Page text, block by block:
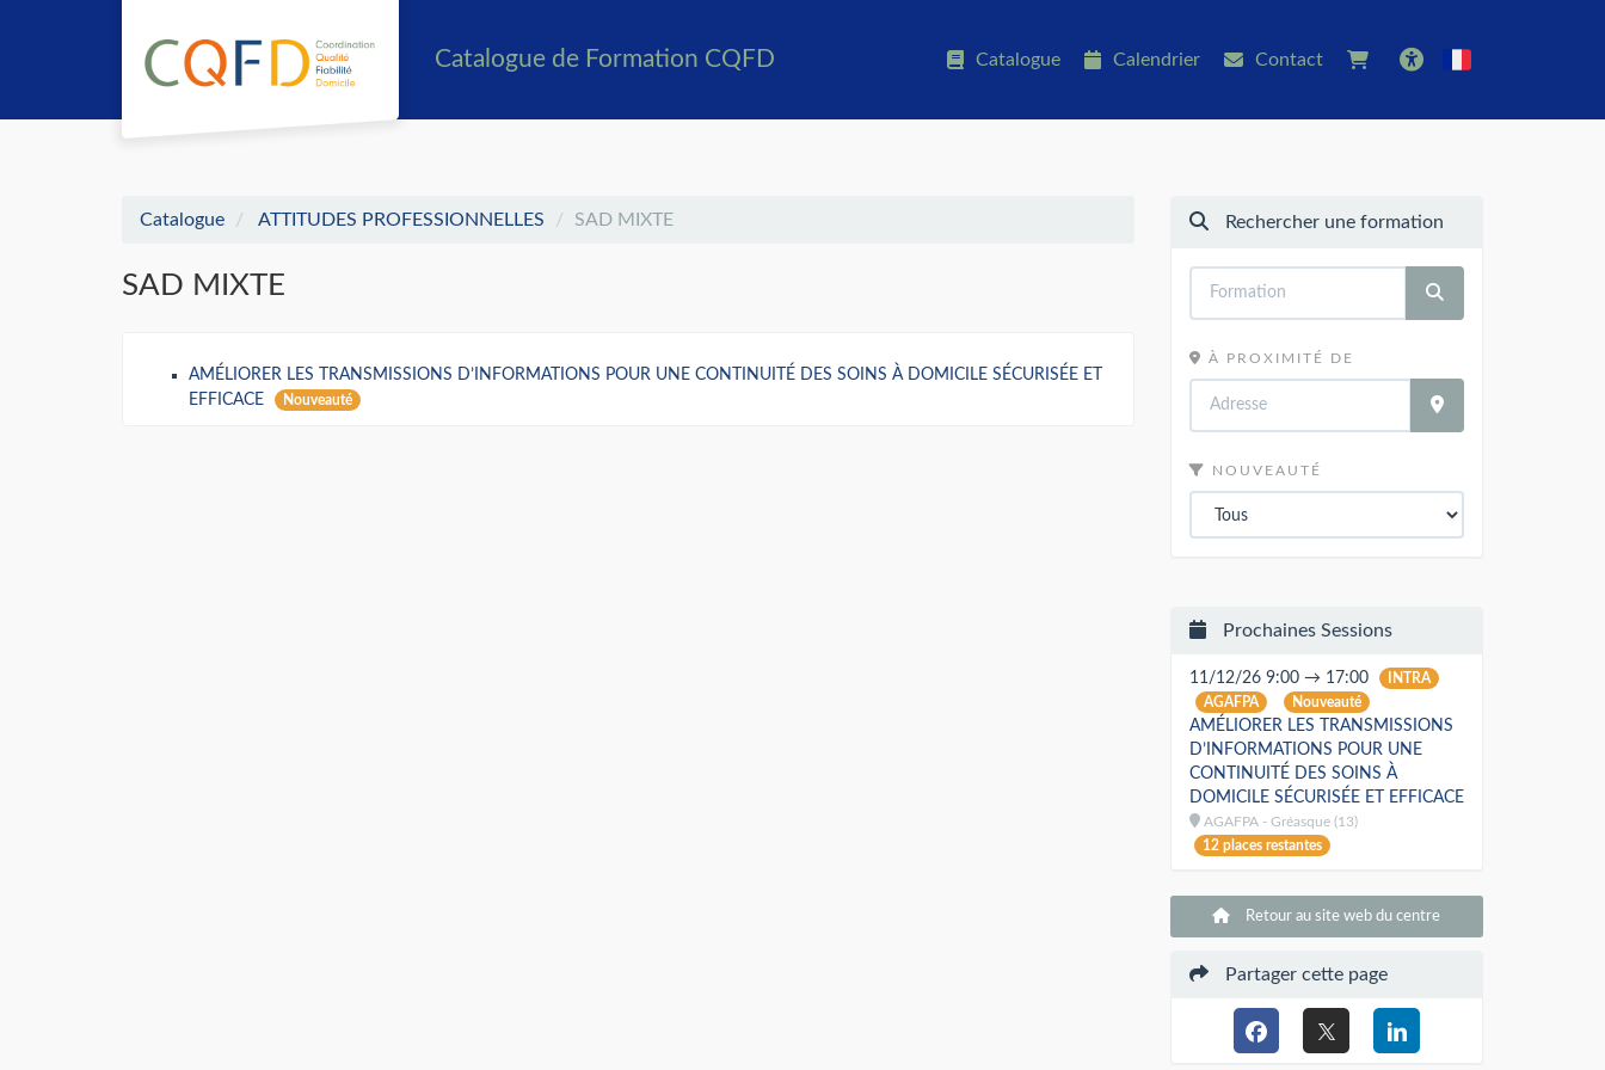
Catalogue de Formation CQFD Catalogue Calendrier
Contact
Français
Catalogue ATTITUDES PROFESSIONNELLES SAD MIXTE
SAD MIXTE
AMÉLIORER LES TRANSMISSIONS D’INFORMATIONS POUR UNE CONTINUITÉ DES SOINS À DOMICILE SÉCURISÉE ET
EFFICACE
Nouveauté
Rechercher une formation
À PROXIMITÉ DE
NOUVEAUTÉ
Prochaines Sessions
11/12/26 9:00 → 17:00
INTRA
AGAFPA
Nouveauté
AMÉLIORER LES TRANSMISSIONS
D’INFORMATIONS POUR UNE
CONTINUITÉ DES SOINS À
DOMICILE SÉCURISÉE ET EFFICACE
AGAFPA - Gréasque (13)
12 places restantes
Retour au site web du centre
Partager cette page